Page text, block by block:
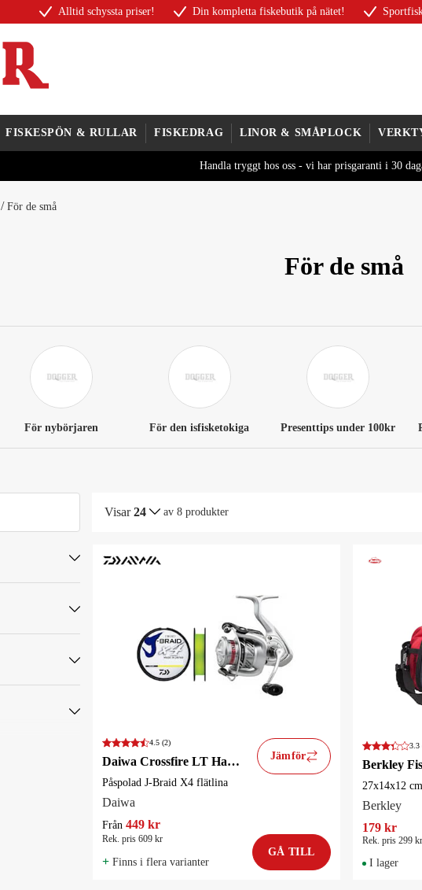
Alltid schyssta priser! Din kompletta fiskebutik på nätet!
FISKESPÖN & RULLAR FISKEDRAG LINOR & SMÅPLOCK
Handla tryggt hos oss - vi har prisgaranti i 30
/ För de små
För de små
För nybörjaren För den isfisketokiga Presenttips under 100kr
Visar24 av 8 produkter
4.5 (2)
Daiwa Crossfire LT Haspelrulle (Påspolad J-Braid X4 Flätlina)
Påspolad J-Braid X4 flätlina
Daiwa
Jämför
Från 449 kr
Rek. pris 609 kr
+ Finns i flera varianter
GÅ TILL
3.3
27x14x12 cm
Berkley
179 kr
Rek. pris 299 kr
I lager